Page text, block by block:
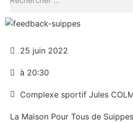
La Maison Pour Tous de
25 juin 2022
à 20:30
Complexe sportif Jules